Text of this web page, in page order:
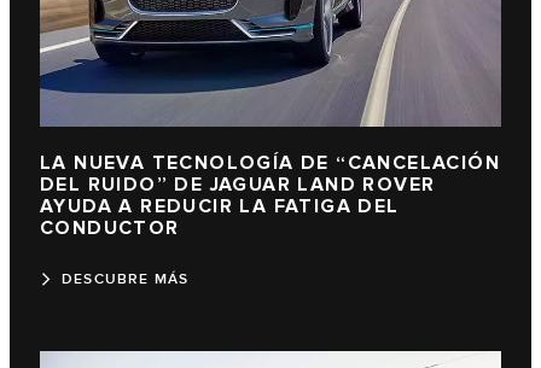
LA NUEVA TECNOLOGÍA DE “CANCELACIÓN
DEL RUIDO” DE JAGUAR LAND ROVER
AYUDA A REDUCIR LA FATIGA DEL
CONDUCTOR
DESCUBRE MÁS